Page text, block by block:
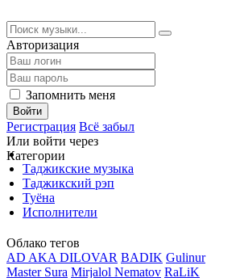
Авторизация
Запомнить меня
Войти
Регистрация Всё забыл
Или войти через
Категории
Таджикские музыка
Таджикский рэп
Туёна
Исполнители
Облако тегов
AD AKA DILOVAR BADIK Gulinur
Master Sura Mirjalol Nematov RaLiK